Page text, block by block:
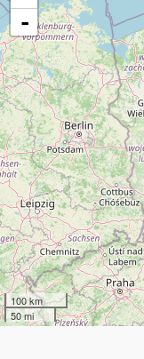
-
100 km
50 mi